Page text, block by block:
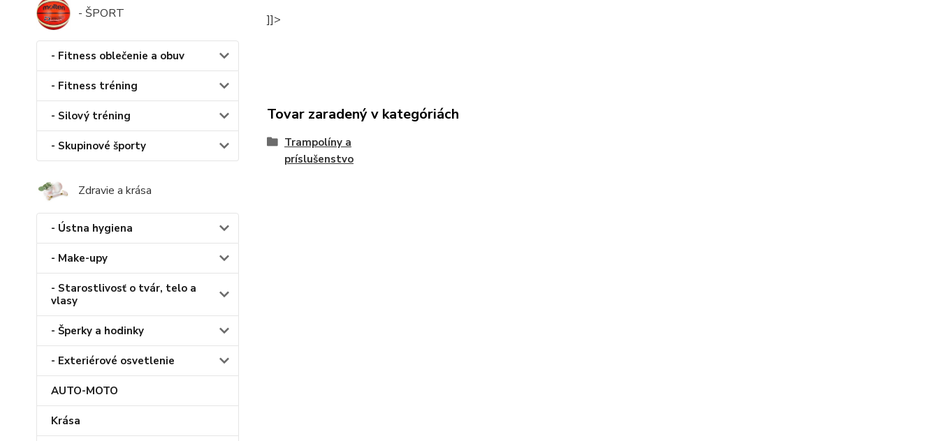
- ŠPORT
- Fitness oblečenie a obuv
- Fitness tréning
- Silový tréning
- Skupinové športy
Zdravie a krása
- Ústna hygiena
- Make-upy
- Starostlivosť o tvár, telo a
vlasy
- Šperky a hodinky
- Exteriérové osvetlenie
AUTO-MOTO
Krása
]]>
Tovar zaradený v kategóriách
Trampolíny a
príslušenstvo